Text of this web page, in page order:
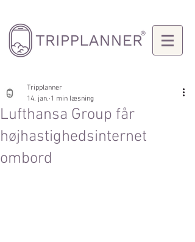
Lufthansa Group får
højhastighedsinternet
ombord
Tripplanner
14. jan. 1 min læsning